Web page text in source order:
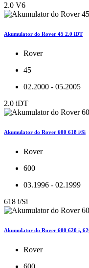
2.0 V6
Akumulator do Rover 45 2.0 iDT
Rover
45
02.2000 - 05.2005
2.0 iDT
Akumulator do Rover 600 618 i/Si
Rover
600
03.1996 - 02.1999
618 i/Si
Akumulator do Rover 600 620 i,
Rover
600